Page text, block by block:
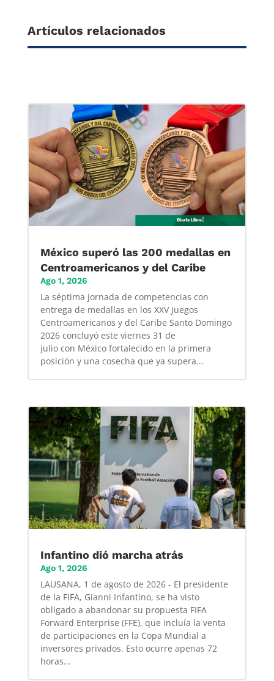
Artículos relacionados
México superó las 200 medallas en
Centroamericanos y del Caribe
Ago 1, 2026
La séptima jornada de competencias con
entrega de medallas en los XXV Juegos
Centroamericanos y del Caribe Santo Domingo
2026 concluyó este viernes 31 de
julio con México fortalecido en la primera
posición y una cosecha que ya supera...
Infantino dió marcha atrás
Ago 1, 2026
LAUSANA, 1 de agosto de 2026 - El presidente
de la FIFA, Gianni Infantino, se ha visto
obligado a abandonar su propuesta FIFA
Forward Enterprise (FFE), que incluía la venta
de participaciones en la Copa Mundial a
inversores privados. Esto ocurre apenas 72
horas...